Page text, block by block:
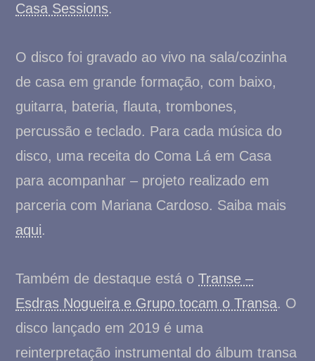
Casa Sessions.
O disco foi gravado ao vivo na sala/cozinha
de casa em grande formação, com baixo,
guitarra, bateria, flauta, trombones,
percussão e teclado. Para cada música do
disco, uma receita do Coma Lá em Casa
para acompanhar – projeto realizado em
parceria com Mariana Cardoso. Saiba mais
aqui.
Também de destaque está oTranse –
Esdras Nogueira e Grupo tocam o Transa. O
disco lançado em 2019 é uma
reinterpretação instrumental do álbum transa